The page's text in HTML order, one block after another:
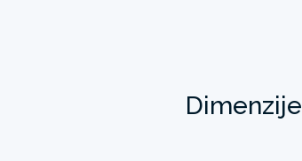
Dimenzije